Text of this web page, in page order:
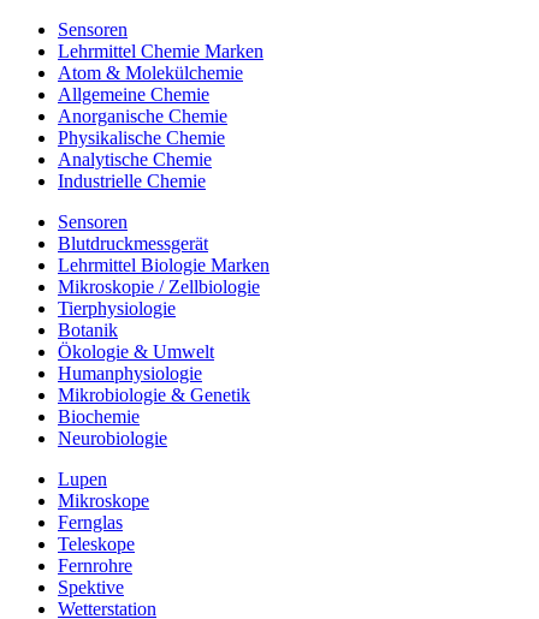
Sensoren
Lehrmittel Chemie Marken
Atom & Molekülchemie
Allgemeine Chemie
Anorganische Chemie
Physikalische Chemie
Analytische Chemie
Industrielle Chemie
Sensoren
Blutdruckmessgerät
Lehrmittel Biologie Marken
Mikroskopie / Zellbiologie
Tierphysiologie
Botanik
Ökologie & Umwelt
Humanphysiologie
Mikrobiologie & Genetik
Biochemie
Neurobiologie
Lupen
Mikroskope
Fernglas
Teleskope
Fernrohre
Spektive
Wetterstation